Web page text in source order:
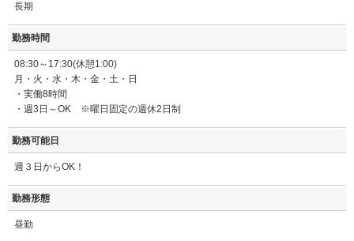
長期
勤務時間
08:30～17:30(休憩1:00)
月・火・水・木・金・土・日
・実働8時間
・週3日～OK ※曜日固定の週休2日制
勤務可能日
週３日からOK！
勤務形態
昼勤